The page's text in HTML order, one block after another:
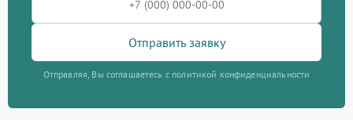
Отправить заявку
Отправляя, Вы соглашаетесь с политикой конфиденциальности